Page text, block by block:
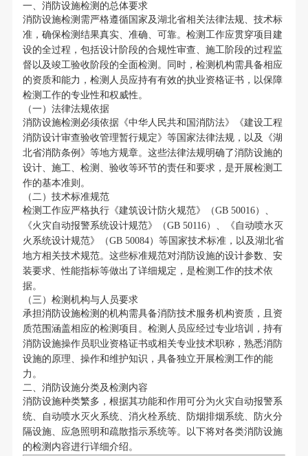
一、消防设施检测的总体要求
消防设施检测需严格遵循国家及湖北省相关法律法规、技术标
准，确保检测结果真实、准确、可靠。检测工作应贯穿项目建
设的全过程，包括设计阶段的合规性审查、施工阶段的过程监
督以及竣工验收阶段的全面检测。同时，检测机构需具备相应
的资质和能力，检测人员应持有有效的执业资格证书，以保障
检测工作的专业性和权威性。
（一）法律法规依据
消防设施检测必须依据《中华人民共和国消防法》《建设工程
消防设计审查验收管理暂行规定》等国家法律法规，以及《湖
北省消防条例》等地方规章。这些法律法规明确了消防设施的
设计、施工、检测、验收等环节的责任和要求，是开展检测工
作的基本准则。
（二）技术标准规范
检测工作应严格执行《建筑设计防火规范》（GB 50016）、
《火灾自动报警系统设计规范》（GB 50116）、《自动喷水灭
火系统设计规范》（GB 50084）等国家技术标准，以及湖北省
地方相关技术规范。这些标准规范对消防设施的设计参数、安
装要求、性能指标等做出了详细规定，是检测工作的技术依
据。
（三）检测机构与人员要求
承担消防设施检测的机构需具备消防技术服务机构资质，且资
质范围涵盖相应的检测项目。检测人员应经过专业培训，持有
消防设施操作员职业资格证书或相关专业技术职称，熟悉消防
设施的原理、操作和维护知识，具备独立开展检测工作的能
力。
二、消防设施分类及检测内容
消防设施种类繁多，根据其功能和作用可分为火灾自动报警系
统、自动喷水灭火系统、消火栓系统、防烟排烟系统、防火分
隔设施、应急照明和疏散指示系统等。以下将对各类消防设施
的检测内容进行详细介绍。